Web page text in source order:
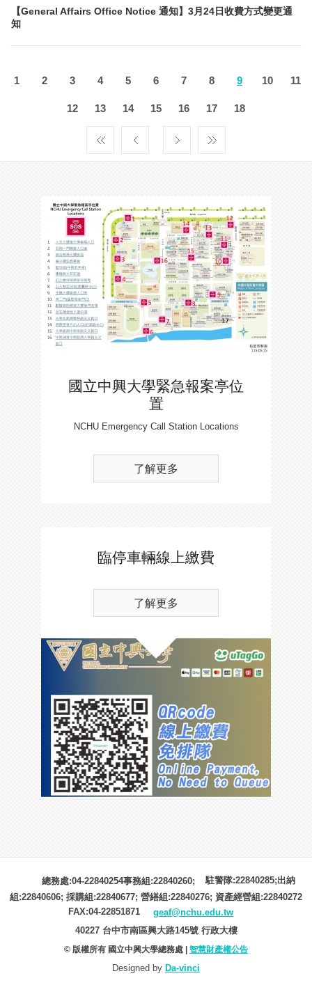
【General Affairs Office Notice 通知】3月24日收費方式變更通
知
1 2 3 4 5 6 7 8 9 10 11
12 13 14 15 16 17 18
國立中興大學緊急報案亭位
置
NCHU Emergency Call Station Locations
了解更多
臨停車輛線上繳費
了解更多
總務處:04-22840254事務組:22840260;
駐警隊:22840285;出納
組:22840606; 採購組:22840677; 營繕組:22840276; 資產經營組:22840272
FAX:04-22851871
geaf@nchu.edu.tw
40227 台中市南區興大路145號 行政大樓
© 版權所有 國立中興大學總務處 | 智慧財產權公告
Designed by Da-vinci